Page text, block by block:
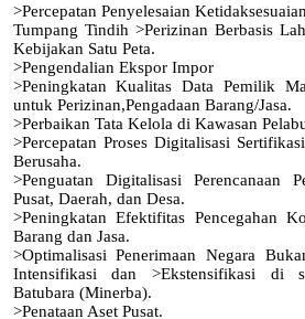
>Percepatan Penyelesaian
Tumpang Tindih >Perizinan Berbasis
Kebijakan Satu Peta.
>Pengendalian Ekspor Impor
>Peningkatan Kualitas Data Pemilik
untuk Perizinan,Pengadaan Barang/Jasa.
>Perbaikan Tata Kelola di Kawasan
>Percepatan Proses Digitalisasi
Berusaha.
>Penguatan Digitalisasi Perencanaan
Pusat, Daerah, dan Desa.
>Peningkatan Efektifitas Pencegahan
Barang dan Jasa.
>Optimalisasi Penerimaan Negara
Intensifikasi dan >Ekstensifikasi di
Batubara (Minerba).
>Penataan Aset Pusat.